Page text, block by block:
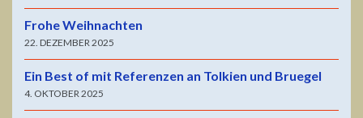
Frohe Weihnachten
22. DEZEMBER 2025
Ein Best of mit Referenzen an Tolkien und Bruegel
4. OKTOBER 2025